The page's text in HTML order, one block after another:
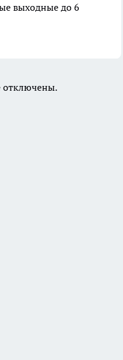
выходные до 6
отключены.